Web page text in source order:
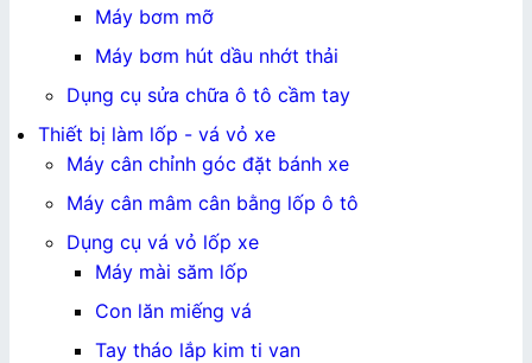
Máy bơm mỡ
Máy bơm hút dầu nhớt thải
Dụng cụ sửa chữa ô tô cầm tay
Thiết bị làm lốp - vá vỏ xe
Máy cân chỉnh góc đặt bánh xe
Máy cân mâm cân bằng lốp ô tô
Dụng cụ vá vỏ lốp xe
Máy mài săm lốp
Con lăn miếng vá
Tay tháo lắp kim ti van